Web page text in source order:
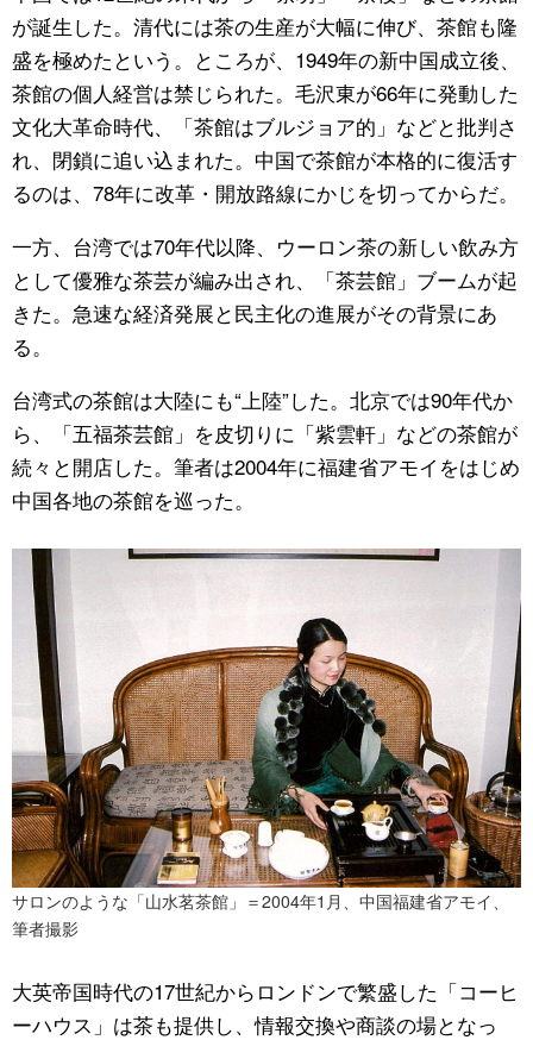
が誕生した。清代には茶の生産が大幅に伸び、茶館も隆
盛を極めたという。ところが、1949年の新中国成立後、
茶館の個人経営は禁じられた。毛沢東が66年に発動した
文化大革命時代、「茶館はブルジョア的」などと批判さ
れ、閉鎖に追い込まれた。中国で茶館が本格的に復活す
るのは、78年に改革・開放路線にかじを切ってからだ。
一方、台湾では70年代以降、ウーロン茶の新しい飲み方
として優雅な茶芸が編み出され、「茶芸館」ブームが起
きた。急速な経済発展と民主化の進展がその背景にあ
る。
台湾式の茶館は大陸にも“上陸”した。北京では90年代か
ら、「五福茶芸館」を皮切りに「紫雲軒」などの茶館が
続々と開店した。筆者は2004年に福建省アモイをはじめ
中国各地の茶館を巡った。
サロンのような「山水茗茶館」＝2004年1月、中国福建省アモイ、
筆者撮影
大英帝国時代の17世紀からロンドンで繁盛した「コーヒ
ーハウス」は茶も提供し、情報交換や商談の場となっ